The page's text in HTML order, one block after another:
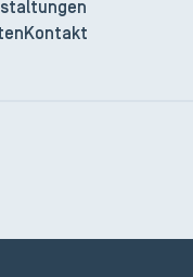
Kontakt